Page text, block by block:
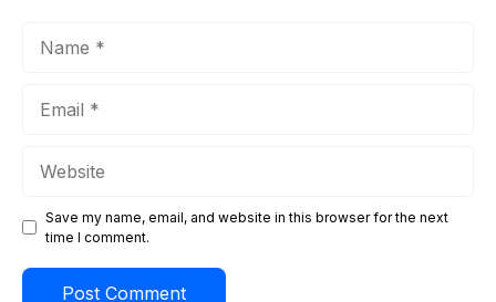
Save my name, email, and website in this browser for the next
time I comment.